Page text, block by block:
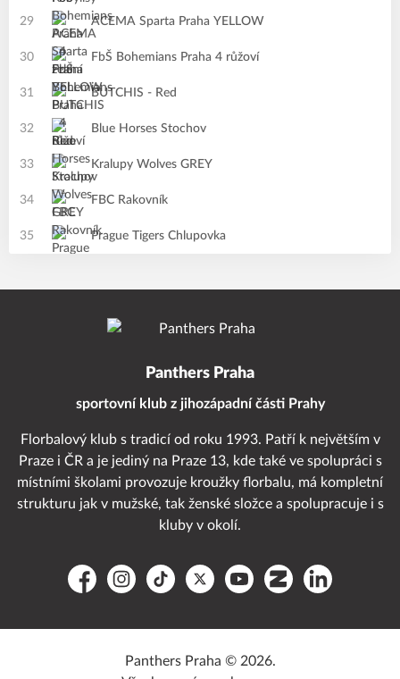
29 ACEMA Sparta Praha YELLOW
30 FbŠ Bohemians Praha 4 růžoví
31 BUTCHIS - Red
32 Blue Horses Stochov
33 Kralupy Wolves GREY
34 FBC Rakovník
35 Prague Tigers Chlupovka
Panthers Praha
sportovní klub z jihozápadní části Prahy
Florbalový klub s tradicí od roku 1993. Patří k největším v
Praze i ČR a je jediný na Praze 13, kde také ve spolupráci s
místními školami provozuje kroužky florbalu, má kompletní
strukturu jak v mužské, tak ženské složce a spolupracuje i s
kluby v okolí.
FacebookInstagram
TikTok Platform XYouTubeZoneramaLinkedIn
Panthers Praha © 2026.